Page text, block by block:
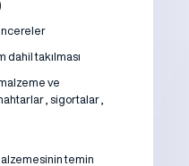
dahil takılması
ve
, sigortalar ,
temin